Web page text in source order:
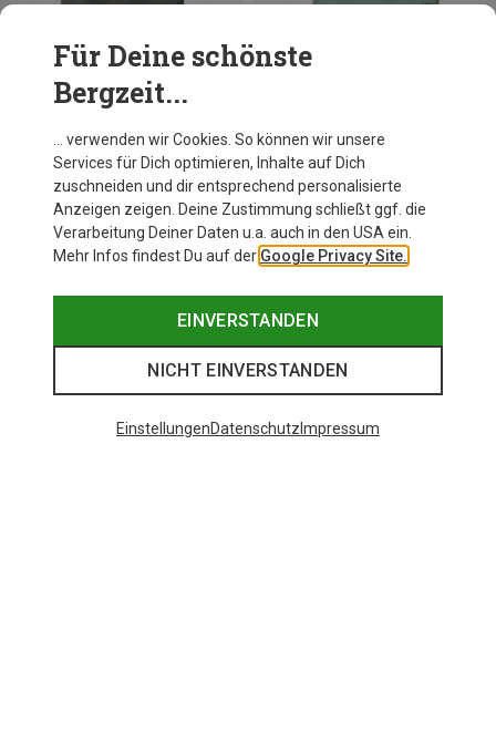
Damen Adlux Bluse
Für Deine schönste
Bergzeit...
… verwenden wir Cookies. So können wir unsere
Services für Dich optimieren, Inhalte auf Dich
zuschneiden und dir entsprechend personalisierte
Anzeigen zeigen. Deine Zustimmung schließt ggf. die
Verarbeitung Deiner Daten u.a. auch in den USA ein.
Mehr Infos findest Du auf der Google Privacy Site.
EINVERSTANDEN
NICHT EINVERSTANDEN
EinstellungenDatenschutz Impressum